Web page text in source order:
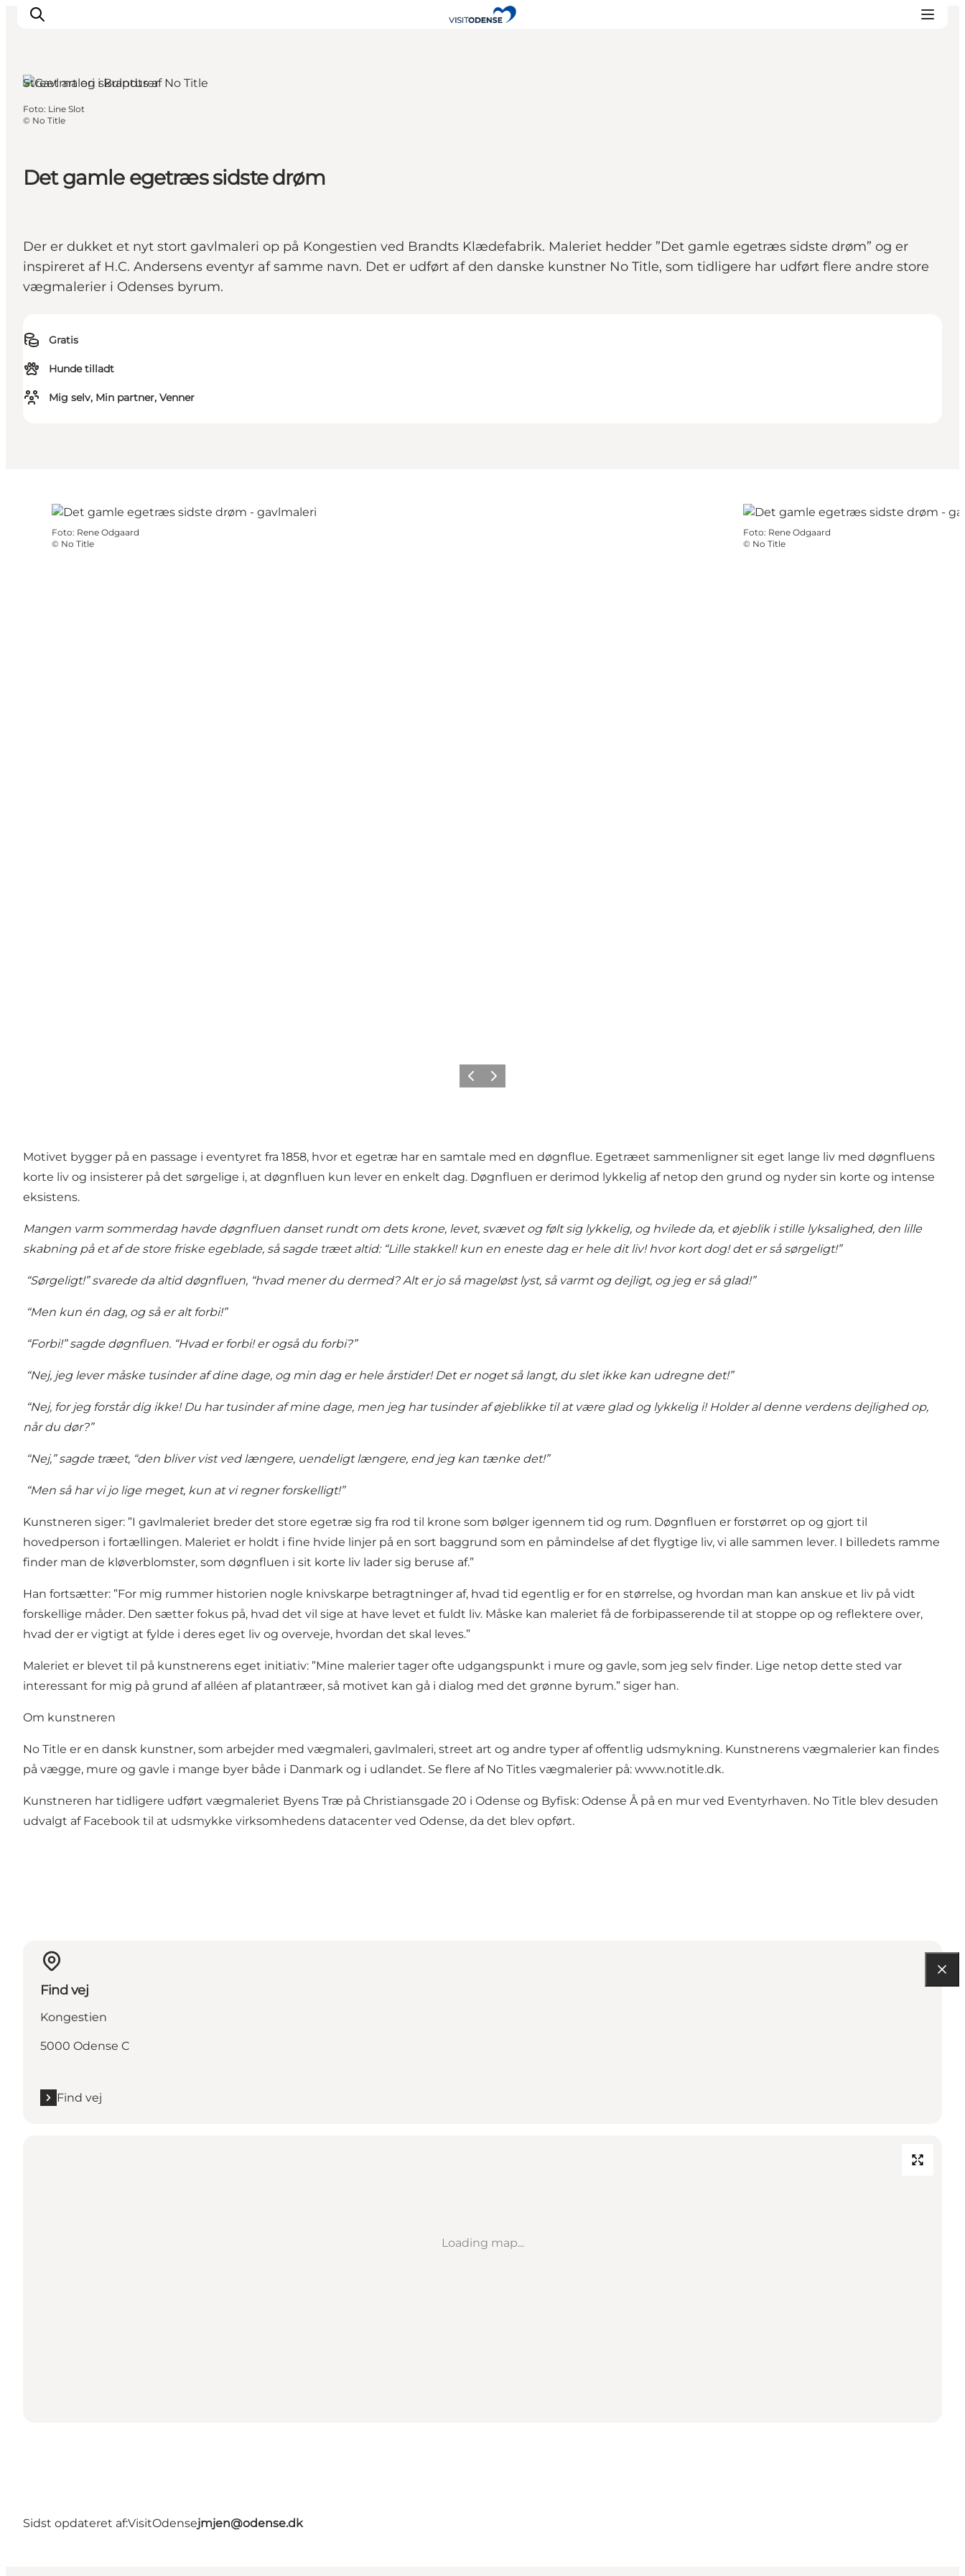
Oplev Odense
Inspiration
Det gamle egetræs sidste drøm
Der er dukket et nyt stort gavlmaleri op på Kongestien ved Brandts Klædefabrik. Maleriet hedder ”Det gamle egetræs sidste drøm” og er
inspireret af H.C. Andersens eventyr af samme navn. Det er udført af den danske kunstner No Title, som tidligere har udført flere andre store
vægmalerier i Odenses byrum.
Gratis
Hunde tilladt
Mig selv, Min partner, Venner
Street art og skulpturer
Foto: Line Slot
© No Title
Foto: Rene Odgaard
© No Title
Foto: Rene Odgaard
© No Title
ForrigeNæste
Motivet bygger på en passage i eventyret fra 1858, hvor et egetræ har en samtale med en døgnflue. Egetræet sammenligner sit eget lange liv med døgnfluens
korte liv og insisterer på det sørgelige i, at døgnfluen kun lever en enkelt dag. Døgnfluen er derimod lykkelig af netop den grund og nyder sin korte og intense
eksistens.
Mangen varm sommerdag havde døgnfluen danset rundt om dets krone, levet, svævet og følt sig lykkelig, og hvilede da, et øjeblik i stille lyksalighed, den lille
skabning på et af de store friske egeblade, så sagde træet altid: “Lille stakkel! kun en eneste dag er hele dit liv! hvor kort dog! det er så sørgeligt!”
“Sørgeligt!” svarede da altid døgnfluen, “hvad mener du dermed? Alt er jo så mageløst lyst, så varmt og dejligt, og jeg er så glad!”
“Men kun én dag, og så er alt forbi!”
“Forbi!” sagde døgnfluen. “Hvad er forbi! er også du forbi?”
“Nej, jeg lever måske tusinder af dine dage, og min dag er hele årstider! Det er noget så langt, du slet ikke kan udregne det!”
“Nej, for jeg forstår dig ikke! Du har tusinder af mine dage, men jeg har tusinder af øjeblikke til at være glad og lykkelig i! Holder al denne verdens dejlighed op,
når du dør?”
“Nej,” sagde træet, “den bliver vist ved længere, uendeligt længere, end jeg kan tænke det!”
“Men så har vi jo lige meget, kun at vi regner forskelligt!”
Kunstneren siger: ”I gavlmaleriet breder det store egetræ sig fra rod til krone som bølger igennem tid og rum. Døgnfluen er forstørret op og gjort til
hovedperson i fortællingen. Maleriet er holdt i fine hvide linjer på en sort baggrund som en påmindelse af det flygtige liv, vi alle sammen lever. I billedets ramme
finder man de kløverblomster, som døgnfluen i sit korte liv lader sig beruse af.”
Han fortsætter: ”For mig rummer historien nogle knivskarpe betragtninger af, hvad tid egentlig er for en størrelse, og hvordan man kan anskue et liv på vidt
forskellige måder. Den sætter fokus på, hvad det vil sige at have levet et fuldt liv. Måske kan maleriet få de forbipasserende til at stoppe op og reflektere over,
hvad der er vigtigt at fylde i deres eget liv og overveje, hvordan det skal leves.”
Maleriet er blevet til på kunstnerens eget initiativ: ”Mine malerier tager ofte udgangspunkt i mure og gavle, som jeg selv finder. Lige netop dette sted var
interessant for mig på grund af alléen af platantræer, så motivet kan gå i dialog med det grønne byrum.” siger han.
Om kunstneren
No Title er en dansk kunstner, som arbejder med vægmaleri, gavlmaleri, street art og andre typer af offentlig udsmykning. Kunstnerens vægmalerier kan findes
på vægge, mure og gavle i mange byer både i Danmark og i udlandet. Se flere af No Titles vægmalerier på: www.notitle.dk.
Kunstneren har tidligere udført vægmaleriet Byens Træ på Christiansgade 20 i Odense og Byfisk: Odense Å på en mur ved Eventyrhaven. No Title blev desuden
udvalgt af Facebook til at udsmykke virksomhedens datacenter ved Odense, da det blev opført.
Find vej
Kongestien
5000 Odense C
Find vej
Loading map...
Sidst opdateret af:VisitOdensejmjen@odense.dk